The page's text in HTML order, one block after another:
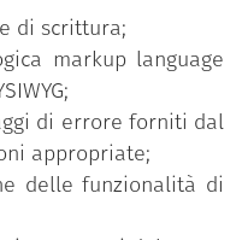
di scrittura;
markup language
di errore forniti dal
appropriate;
delle funzionalità di